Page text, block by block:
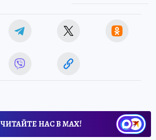
ЧИТАЙТЕ НАС В МАХ!